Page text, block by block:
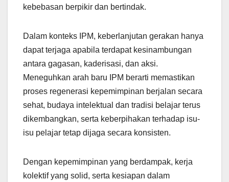
kebebasan berpikir dan bertindak.
Dalam konteks IPM, keberlanjutan gerakan hanya
dapat terjaga apabila terdapat kesinambungan
antara gagasan, kaderisasi, dan aksi.
Meneguhkan arah baru IPM berarti memastikan
proses regenerasi kepemimpinan berjalan secara
sehat, budaya intelektual dan tradisi belajar terus
dikembangkan, serta keberpihakan terhadap isu-
isu pelajar tetap dijaga secara konsisten.
Dengan kepemimpinan yang berdampak, kerja
kolektif yang solid, serta kesiapan dalam